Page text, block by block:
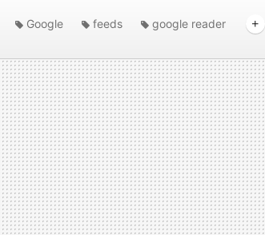
Google feeds
google reader